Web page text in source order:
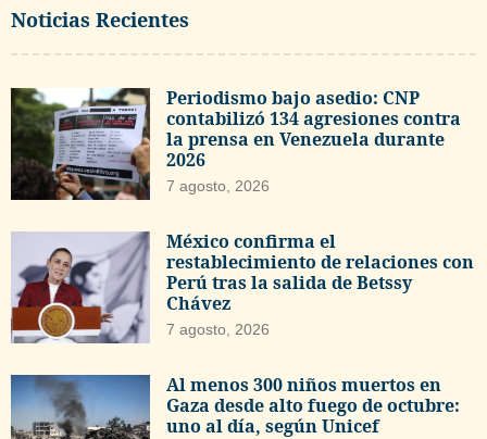
Noticias Recientes
Periodismo bajo asedio: CNP
contabilizó 134 agresiones contra
la prensa en Venezuela durante
2026
7 agosto, 2026
México confirma el
restablecimiento de relaciones con
Perú tras la salida de Betssy
Chávez
7 agosto, 2026
Al menos 300 niños muertos en
Gaza desde alto fuego de octubre:
uno al día, según Unicef